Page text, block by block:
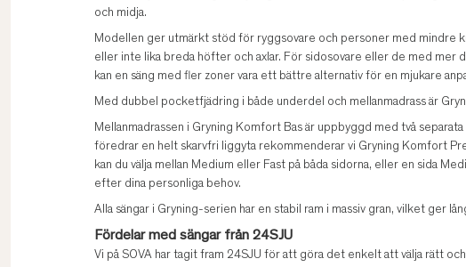
och midja.
Modellen ger utmärkt stöd för ryggsovare och personer med mindre
eller inte lika breda höfter och axlar. För sidosovare eller de med mer
kan en säng med fler zoner vara ett bättre alternativ för en mjukare
Med dubbel pocketfjädring i både underdel och mellanmadrass är
Mellanmadrassen i Gryning Komfort Bas är uppbyggd med två
föredrar en helt skarvfri liggyta rekommenderar vi Gryning Komfort
kan du välja mellan Medium eller Fast på båda sidorna, eller en sida
efter dina personliga behov.
Alla sängar i Gryning-serien har en stabil ram i massiv gran, vilket ger
Fördelar med sängar från 24SJU
Vi på SOVA har tagit fram 24SJU för att göra det enkelt att välja rätt